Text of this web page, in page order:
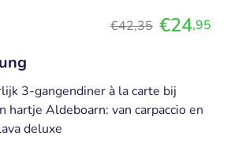
€42,35 €24,95
3-gangendiner à la carte bij
hartje Aldeboarn: van carpaccio en
deluxe